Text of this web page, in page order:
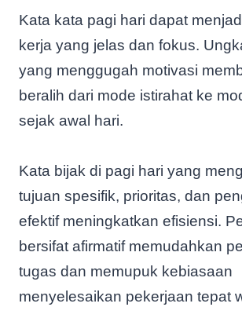
Kata kata pagi hari dapat
kerja yang jelas dan fokus.
yang menggugah motivasi
beralih dari mode istirahat ke
sejak awal hari.
Kata bijak di pagi hari yang
tujuan spesifik, prioritas, dan
efektif meningkatkan efisiensi.
bersifat afirmatif memudahkan
tugas dan memupuk kebiasaan
menyelesaikan pekerjaan tepat